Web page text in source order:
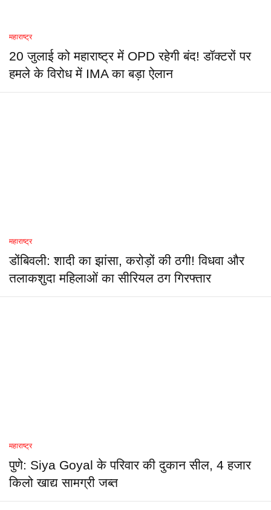
महाराष्ट्र
20 जुलाई को महाराष्ट्र में OPD रहेगी बंद! डॉक्टरों पर
हमले के विरोध में IMA का बड़ा ऐलान
महाराष्ट्र
डोंबिवली: शादी का झांसा, करोड़ों की ठगी! विधवा और
तलाकशुदा महिलाओं का सीरियल ठग गिरफ्तार
महाराष्ट्र
पुणे: Siya Goyal के परिवार की दुकान सील, 4 हजार
किलो खाद्य सामग्री जब्त